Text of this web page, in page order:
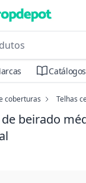
no header
Catálogos
coberturas Telhas
beirado